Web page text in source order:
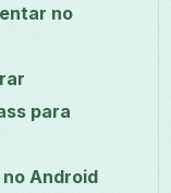
no
para
Android